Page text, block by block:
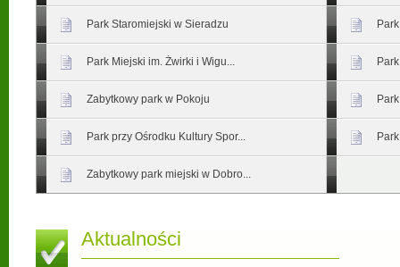
Park Staromiejski w Sieradzu
Park Miejski im. Żwirki i Wigu...
Zabytkowy park w Pokoju
Park przy Ośrodku Kultury Spor...
Zabytkowy park miejski w Dobro...
Aktualności